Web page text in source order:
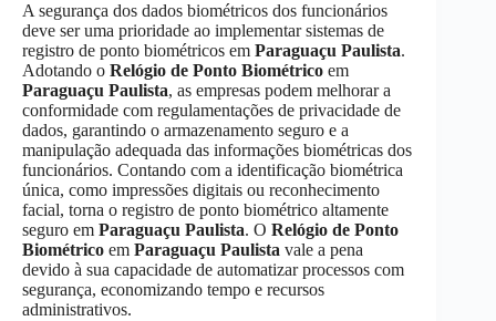
A segurança dos dados biométricos dos funcionários
deve ser uma prioridade ao implementar sistemas de
registro de ponto biométricos em Paraguaçu Paulista.
Adotando o Relógio de Ponto Biométrico em
Paraguaçu Paulista, as empresas podem melhorar a
conformidade com regulamentações de privacidade de
dados, garantindo o armazenamento seguro e a
manipulação adequada das informações biométricas dos
funcionários. Contando com a identificação biométrica
única, como impressões digitais ou reconhecimento
facial, torna o registro de ponto biométrico altamente
seguro em Paraguaçu Paulista. O Relógio de Ponto
Biométrico em Paraguaçu Paulista vale a pena
devido à sua capacidade de automatizar processos com
segurança, economizando tempo e recursos
administrativos.